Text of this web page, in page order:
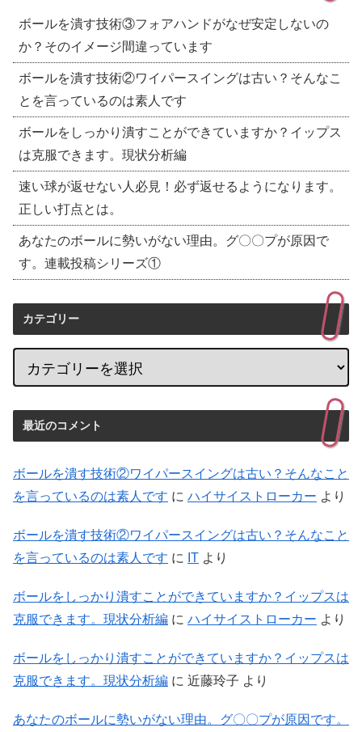
ボールを潰す技術③フォアハンドがなぜ安定しないの
か？そのイメージ間違っています
ボールを潰す技術②ワイパースイングは古い？そんなこ
とを言っているのは素人です
ボールをしっかり潰すことができていますか？イップス
は克服できます。現状分析編
速い球が返せない人必見！必ず返せるようになります。
正しい打点とは。
あなたのボールに勢いがない理由。グ〇〇プが原因で
す。連載投稿シリーズ①
カテゴリー
最近のコメント
ボールを潰す技術②ワイパースイングは古い？そんなこと
を言っているのは素人です に ハイサイストローカー より
ボールを潰す技術②ワイパースイングは古い？そんなこと
を言っているのは素人です に IT より
ボールをしっかり潰すことができていますか？イップスは
克服できます。現状分析編 に ハイサイストローカー より
ボールをしっかり潰すことができていますか？イップスは
克服できます。現状分析編 に 近藤玲子 より
あなたのボールに勢いがない理由。グ〇〇プが原因です。